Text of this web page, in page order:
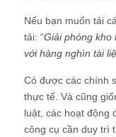
Nếu bạn muốn tải
tải: “Giải phóng kho
với hàng nghìn tài
Có được các chính
thực tế. Và cũng
luật, các hoạt động
công cụ cần duy trì